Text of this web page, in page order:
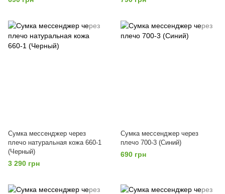
Сумка мессенджер через
плечо натуральная кожа 660-1
(Черный)
3 290 грн
Сумка мессенджер через
плечо 700-3 (Синий)
690 грн